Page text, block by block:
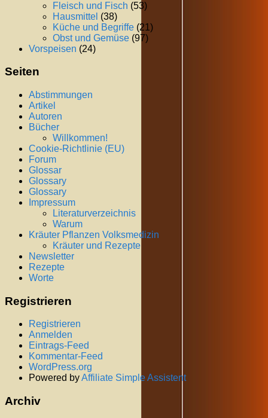
Fleisch und Fisch (53)
Hausmittel (38)
Küche und Begriffe (21)
Obst und Gemüse (97)
Vorspeisen (24)
Seiten
Abstimmungen
Artikel
Autoren
Bücher
Willkommen!
Cookie-Richtlinie (EU)
Forum
Glossar
Glossary
Glossary
Impressum
Literaturverzeichnis
Warum
Kräuter Pflanzen Volksmedizin
Kräuter und Rezepte
Newsletter
Rezepte
Worte
Registrieren
Registrieren
Anmelden
Eintrags-Feed
Kommentar-Feed
WordPress.org
Powered byAffiliate Simple Assistent
Archiv